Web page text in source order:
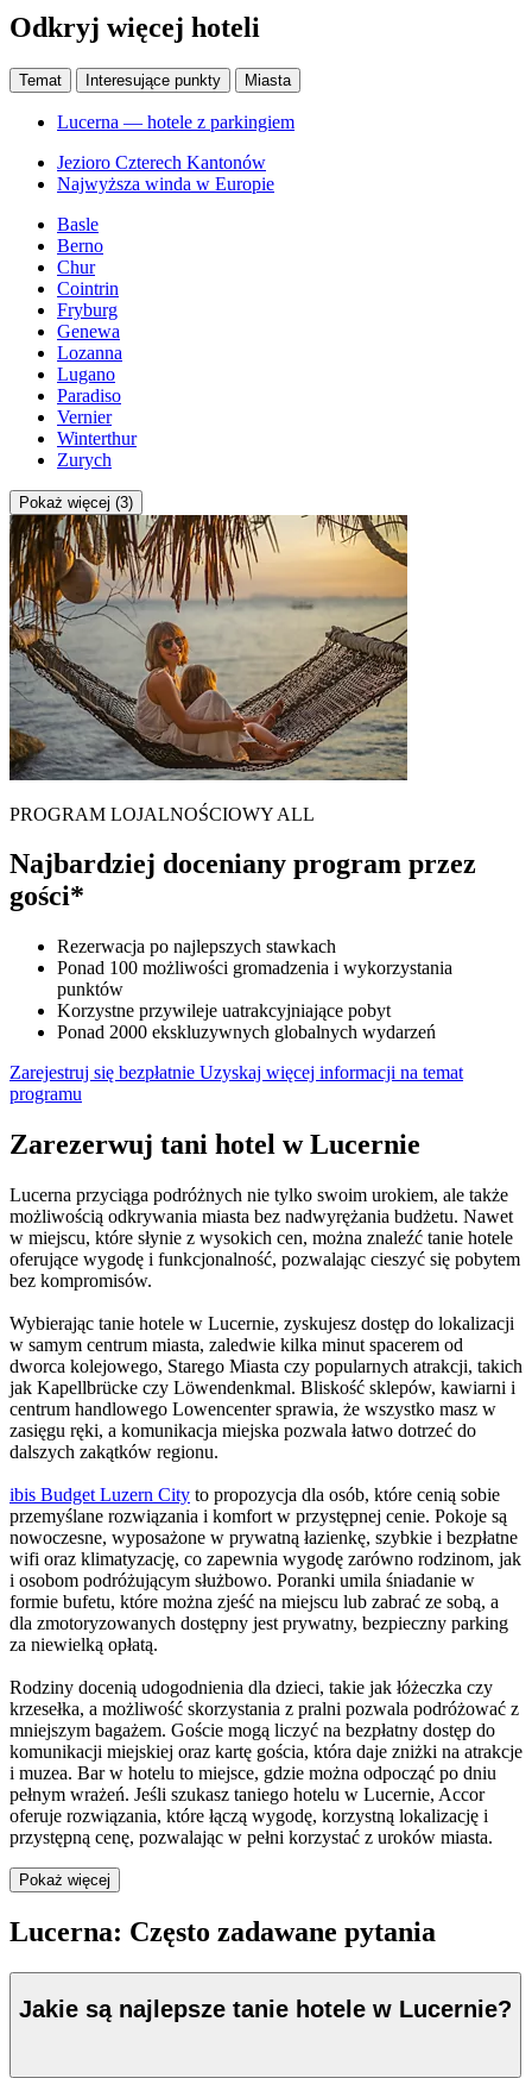
Odkryj więcej hoteli
Temat Interesujące punkty Miasta
Lucerna — hotele z parkingiem
Jezioro Czterech Kantonów
Najwyższa winda w Europie
Basle
Berno
Chur
Cointrin
Fryburg
Genewa
Lozanna
Lugano
Paradiso
Vernier
Winterthur
Zurych
Pokaż więcej (3)
PROGRAM LOJALNOŚCIOWY ALL
Najbardziej doceniany program przez
gości*
Rezerwacja po najlepszych stawkach
Ponad 100 możliwości gromadzenia i wykorzystania
punktów
Korzystne przywileje uatrakcyjniające pobyt
Ponad 2000 ekskluzywnych globalnych wydarzeń
Zarejestruj się bezpłatnie Uzyskaj więcej informacji na temat
programu
Zarezerwuj tani hotel w Lucernie
Lucerna przyciąga podróżnych nie tylko swoim urokiem, ale także
możliwością odkrywania miasta bez nadwyrężania budżetu. Nawet
w miejscu, które słynie z wysokich cen, można znaleźć tanie hotele
oferujące wygodę i funkcjonalność, pozwalając cieszyć się pobytem
bez kompromisów.
Wybierając tanie hotele w Lucernie, zyskujesz dostęp do lokalizacji
w samym centrum miasta, zaledwie kilka minut spacerem od
dworca kolejowego, Starego Miasta czy popularnych atrakcji, takich
jak Kapellbrücke czy Löwendenkmal. Bliskość sklepów, kawiarni i
centrum handlowego Lowencenter sprawia, że wszystko masz w
zasięgu ręki, a komunikacja miejska pozwala łatwo dotrzeć do
dalszych zakątków regionu.
ibis Budget Luzern City to propozycja dla osób, które cenią sobie
przemyślane rozwiązania i komfort w przystępnej cenie. Pokoje są
nowoczesne, wyposażone w prywatną łazienkę, szybkie i bezpłatne
wifi oraz klimatyzację, co zapewnia wygodę zarówno rodzinom, jak
i osobom podróżującym służbowo. Poranki umila śniadanie w
formie bufetu, które można zjeść na miejscu lub zabrać ze sobą, a
dla zmotoryzowanych dostępny jest prywatny, bezpieczny parking
za niewielką opłatą.
Rodziny docenią udogodnienia dla dzieci, takie jak łóżeczka czy
krzesełka, a możliwość skorzystania z pralni pozwala podróżować z
mniejszym bagażem. Goście mogą liczyć na bezpłatny dostęp do
komunikacji miejskiej oraz kartę gościa, która daje zniżki na atrakcje
i muzea. Bar w hotelu to miejsce, gdzie można odpocząć po dniu
pełnym wrażeń. Jeśli szukasz taniego hotelu w Lucernie, Accor
oferuje rozwiązania, które łączą wygodę, korzystną lokalizację i
przystępną cenę, pozwalając w pełni korzystać z uroków miasta.
Pokaż więcej
Lucerna: Często zadawane pytania
Jakie są najlepsze tanie hotele w Lucernie?